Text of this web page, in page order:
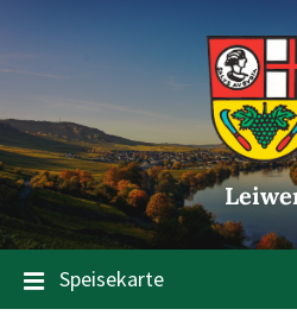
springen
springen
springen
Speisekarte